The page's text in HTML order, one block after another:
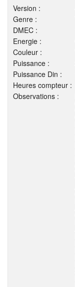
Version :
Genre :
DMEC :
Energie :
Couleur :
Puissance :
Puissance Din :
Heures compteur :
Observations :